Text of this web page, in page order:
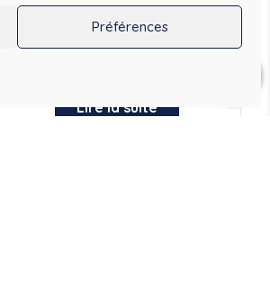
Préférences
ROBUSTE
82,50€ 99,00€ TTC
Lire la suite